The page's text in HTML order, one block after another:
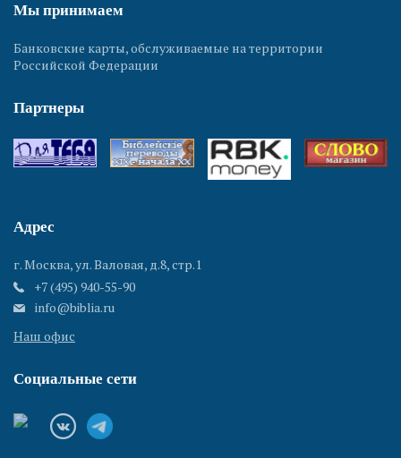
Мы принимаем
Банковские карты, обслуживаемые на территории
Российской Федерации
Партнеры
Адрес
г. Москва, ул. Валовая, д.8, стр.1
+7 (495) 940-55-90
info@biblia.ru
Наш офис
Социальные сети